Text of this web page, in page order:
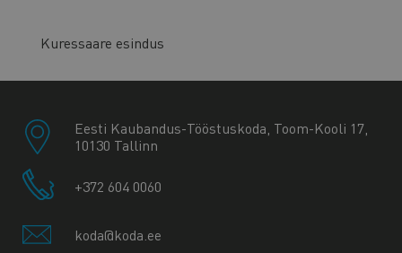
Kuressaare esindus
Eesti Kaubandus-Tööstuskoda, Toom-Kooli 17,
10130 Tallinn
+372 604 0060
koda@koda.ee